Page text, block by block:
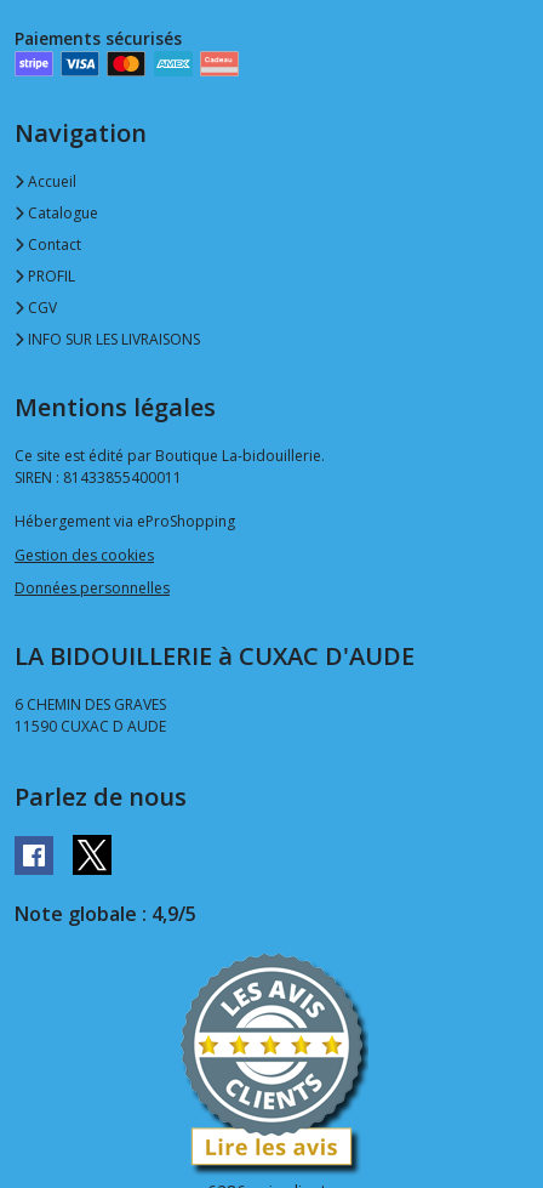
Paiements sécurisés
Navigation
Accueil
Catalogue
Contact
PROFIL
CGV
INFO SUR LES LIVRAISONS
Mentions légales
Ce site est édité par Boutique La-bidouillerie.
SIREN : 81433855400011
Hébergement via eProShopping
Gestion des cookies
Données personnelles
LA BIDOUILLERIE à CUXAC D'AUDE
6 CHEMIN DES GRAVES
11590 CUXAC D AUDE
Parlez de nous
Note globale : 4,9/5